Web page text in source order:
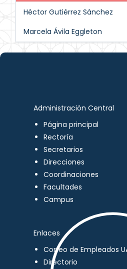
Héctor Gutiérrez Sánchez
Marcela Ávila Eggleton
Administración Central
Página principal
Rectoría
Secretarios
Direcciones
Coordinaciones
Facultades
Campus
Enlaces
Correo de Empleados
Directorio